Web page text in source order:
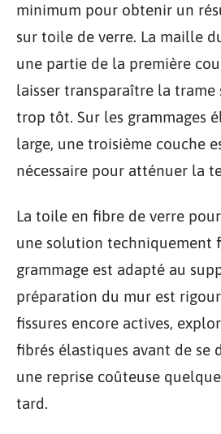
minimum pour obtenir un
sur toile de verre. La maille
une partie de la première
laisser transparaître la trame
trop tôt. Sur les grammages
large, une troisième couche
nécessaire pour atténuer la
La toile en fibre de verre
une solution techniquement
grammage est adapté au
préparation du mur est
fissures encore actives,
fibrés élastiques avant de se
une reprise coûteuse
tard.